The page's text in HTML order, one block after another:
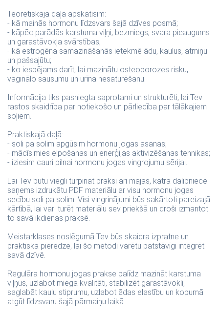
Teorētiskajā daļā apskatīsim:
- kā mainās hormonu līdzsvars šajā dzīves posmā;
- kāpēc parādās karstuma viļņi, bezmiegs, svara pieaugums
un garastāvokļa svārstības;
- kā estrogēna samazināšanās ietekmē ādu, kaulus, atmiņu
un pašsajūtu;
- ko iespējams darīt, lai mazinātu osteoporozes risku,
vaginālo sausumu un urīna nesaturēšanu.
Informācija tiks pasniegta saprotami un strukturēti, lai Tev
rastos skaidrība par notiekošo un pārliecība par tālākajiem
soļiem.
Praktiskajā daļā:
- soli pa solim apgūsim hormonu jogas asanas;
- mācīsimies elpošanas un enerģijas aktivizēšanas tehnikas;
- iziesim cauri pilnai hormonu jogas vingrojumu sērijai.
Lai Tev būtu viegli turpināt praksi arī mājās, katra dalībniece
saņems izdrukātu PDF materiālu ar visu hormonu jogas
secību soli pa solim. Visi vingrinājumi būs sakārtoti pareizajā
kārtībā, lai vari turēt materiālu sev priekšā un droši izmantot
to savā ikdienas praksē.
Meistarklases noslēgumā Tev būs skaidra izpratne un
praktiska pieredze, lai šo metodi varētu patstāvīgi integrēt
savā dzīvē.
Regulāra hormonu jogas prakse palīdz mazināt karstuma
viļņus, uzlabot miega kvalitāti, stabilizēt garastāvokli,
saglabāt kaulu stiprumu, uzlabot ādas elastību un kopumā
atgūt līdzsvaru šajā pārmaiņu laikā.